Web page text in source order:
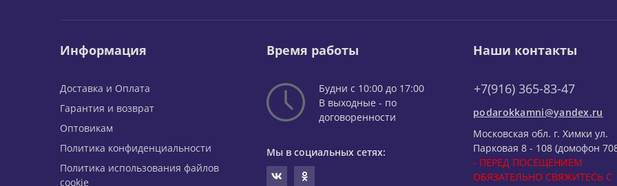
Информация
Доставка и Оплата
Гарантия и возврат
Оптовикам
Политика конфиденциальности
Политика использования файлов
cookie
Время работы
Будни с 10:00 до 17:00
В выходные - по
договоренности
Мы в социальных сетях:
Наши контакты
+7(916) 365-83-47
podarokkamni@yandex.ru
Московская обл. г. Химки ул.
Парковая 8 - 108 (домофон
- ПЕРЕД ПОСЕЩЕНИЕМ
ОБЯЗАТЕЛЬНО СВЯЖИТЕСЬ С